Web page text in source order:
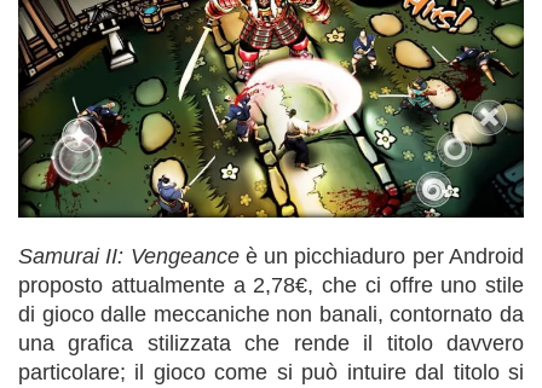
Samurai II: Vengeanceè un picchiaduro per Android
proposto attualmente a 2,78€, che ci offre uno stile
di gioco dalle meccaniche non banali, contornato da
una grafica stilizzata che rende il titolo davvero
particolare; il gioco come si può intuire dal titolo si